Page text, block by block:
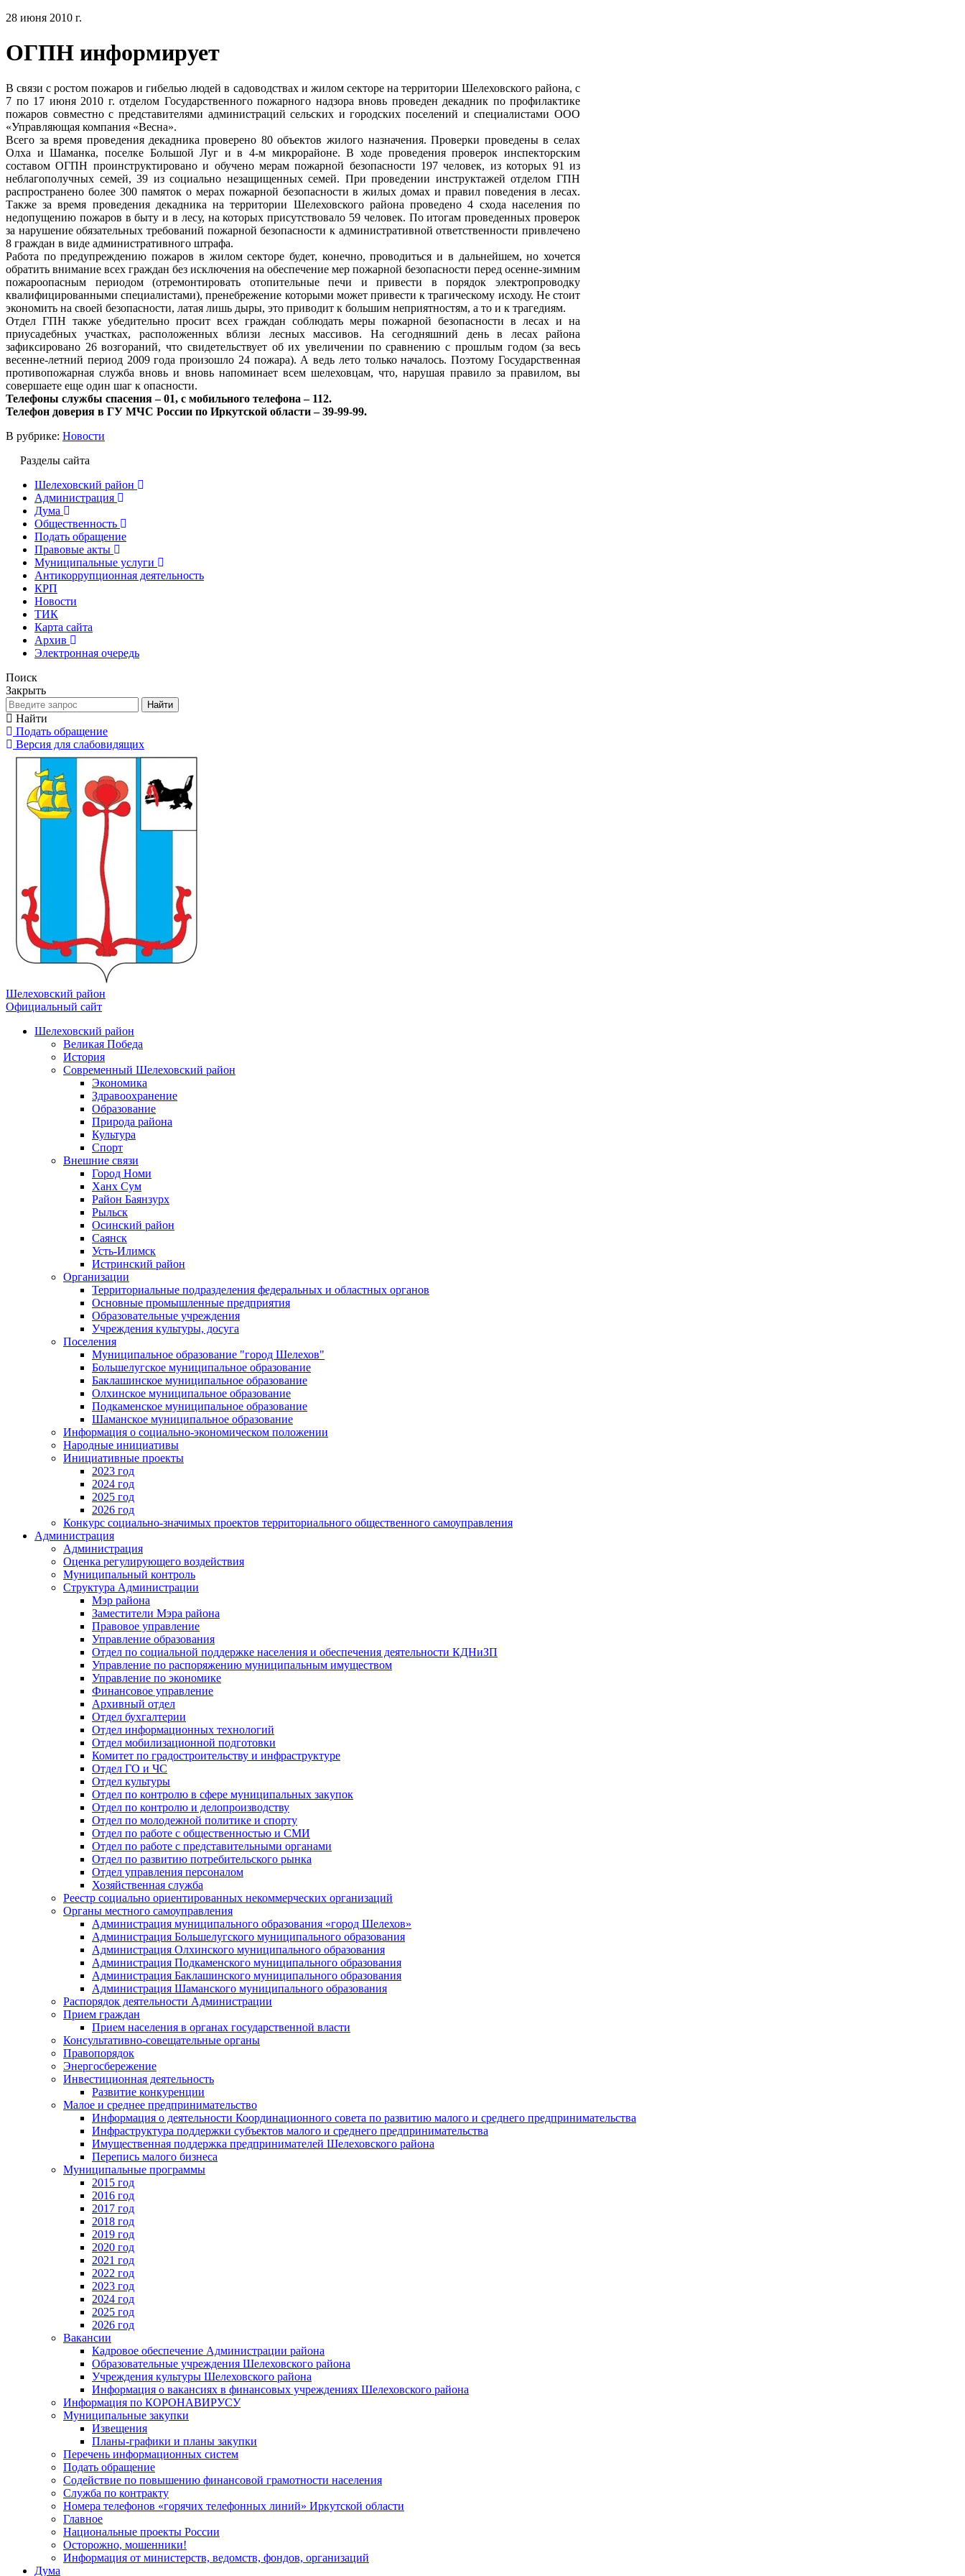
28 июня 2010 г.
ОГПН информирует
В связи с ростом пожаров и гибелью людей в садоводствах и жилом секторе на территории Шелеховского района, с
7 по 17 июня 2010 г. отделом Государственного пожарного надзора вновь проведен декадник по профилактике
пожаров совместно с представителями администраций сельских и городских поселений и специалистами ООО
«Управляющая компания «Весна».
Всего за время проведения декадника проверено 80 объектов жилого назначения. Проверки проведены в селах
Олха и Шаманка, поселке Большой Луг и в 4-м микрорайоне. В ходе проведения проверок инспекторским
составом ОГПН проинструктировано и обучено мерам пожарной безопасности 197 человек, из которых 91 из
неблагополучных семей, 39 из социально незащищенных семей. При проведении инструктажей отделом ГПН
распространено более 300 памяток о мерах пожарной безопасности в жилых домах и правил поведения в лесах.
Также за время проведения декадника на территории Шелеховского района проведено 4 схода населения по
недопущению пожаров в быту и в лесу, на которых присутствовало 59 человек. По итогам проведенных проверок
за нарушение обязательных требований пожарной безопасности к административной ответственности привлечено
8 граждан в виде административного штрафа.
Работа по предупреждению пожаров в жилом секторе будет, конечно, проводиться и в дальнейшем, но хочется
обратить внимание всех граждан без исключения на обеспечение мер пожарной безопасности перед осенне-зимним
пожароопасным периодом (отремонтировать отопительные печи и привести в порядок электропроводку
квалифицированными специалистами), пренебрежение которыми может привести к трагическому исходу. Не стоит
экономить на своей безопасности, латая лишь дыры, это приводит к большим неприятностям, а то и к трагедиям.
Отдел ГПН также убедительно просит всех граждан соблюдать меры пожарной безопасности в лесах и на
приусадебных участках, расположенных вблизи лесных массивов. На сегодняшний день в лесах района
зафиксировано 26 возгораний, что свидетельствует об их увеличении по сравнению с прошлым годом (за весь
весенне-летний период 2009 года произошло 24 пожара). А ведь лето только началось. Поэтому Государственная
противопожарная служба вновь и вновь напоминает всем шелеховцам, что, нарушая правило за правилом, вы
совершаете еще один шаг к опасности.
Телефоны службы спасения – 01, с мобильного телефона – 112.
Телефон доверия в ГУ МЧС России по Иркутской области – 39-99-99.
В рубрике: Новости
Разделы сайта
Шелеховский район
Администрация
Дума
Общественность
Подать обращение
Правовые акты
Муниципальные услуги
Антикоррупционная деятельность
КРП
Новости
ТИК
Карта сайта
Архив
Электронная очередь
Поиск
Закрыть
Найти
Найти
Подать обращение
Версия для слабовидящих
Шелеховский район
Официальный сайт
Шелеховский район
Великая Победа
История
Современный Шелеховский район
Экономика
Здравоохранение
Образование
Природа района
Культура
Спорт
Внешние связи
Город Номи
Ханх Сум
Район Баянзурх
Рыльск
Осинский район
Саянск
Усть-Илимск
Истринский район
Организации
Территориальные подразделения федеральных и областных органов
Основные промышленные предприятия
Образовательные учреждения
Учреждения культуры, досуга
Поселения
Муниципальное образование "город Шелехов"
Большелугское муниципальное образование
Баклашинское муниципальное образование
Олхинское муниципальное образование
Подкаменское муниципальное образование
Шаманское муниципальное образование
Информация о социально-экономическом положении
Народные инициативы
Инициативные проекты
2023 год
2024 год
2025 год
2026 год
Конкурс социально-значимых проектов территориального общественного самоуправления
Администрация
Администрация
Оценка регулирующего воздействия
Муниципальный контроль
Структура Администрации
Мэр района
Заместители Мэра района
Правовое управление
Управление образования
Отдел по социальной поддержке населения и обеспечения деятельности КДНиЗП
Управление по распоряжению муниципальным имуществом
Управление по экономике
Финансовое управление
Архивный отдел
Отдел бухгалтерии
Отдел информационных технологий
Отдел мобилизационной подготовки
Комитет по градостроительству и инфраструктуре
Отдел ГО и ЧС
Отдел культуры
Отдел по контролю в сфере муниципальных закупок
Отдел по контролю и делопроизводству
Отдел по молодежной политике и спорту
Отдел по работе с общественностью и СМИ
Отдел по работе с представительными органами
Отдел по развитию потребительского рынка
Отдел управления персоналом
Хозяйственная служба
Реестр социально ориентированных некоммерческих организаций
Органы местного самоуправления
Администрация муниципального образования «город Шелехов»
Администрация Большелугского муниципального образования
Администрация Олхинского муниципального образования
Администрация Подкаменского муниципального образования
Администрация Баклашинского муниципального образования
Администрация Шаманского муниципального образования
Распорядок деятельности Администрации
Прием граждан
Прием населения в органах государственной власти
Консультативно-совещательные органы
Правопорядок
Энергосбережение
Инвестиционная деятельность
Развитие конкуренции
Малое и среднее предпринимательство
Информация о деятельности Координационного совета по развитию малого и среднего предпринимательства
Инфраструктура поддержки субъектов малого и среднего предпринимательства
Имущественная поддержка предпринимателей Шелеховского района
Перепись малого бизнеса
Муниципальные программы
2015 год
2016 год
2017 год
2018 год
2019 год
2020 год
2021 год
2022 год
2023 год
2024 год
2025 год
2026 год
Вакансии
Кадровое обеспечение Администрации района
Образовательные учреждения Шелеховского района
Учреждения культуры Шелеховского района
Информация о вакансиях в финансовых учреждениях Шелеховского района
Информация по КОРОНАВИРУСУ
Муниципальные закупки
Извещения
Планы-графики и планы закупки
Перечень информационных систем
Подать обращение
Содействие по повышению финансовой грамотности населения
Служба по контракту
Номера телефонов «горячих телефонных линий» Иркутской области
Главное
Национальные проекты России
Осторожно, мошенники!
Информация от министерств, ведомств, фондов, организаций
Дума